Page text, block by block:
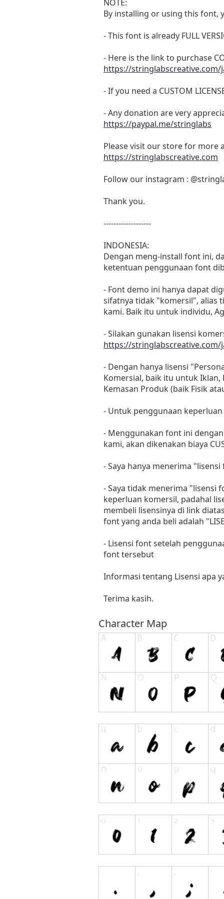
NOTE:
By installing or using this font,
- This font is already FULL
- Here is the link to purchase
https://stringlabscreative.com/
- If you need a CUSTOM
- Any donation are very
https://paypal.me/stringlabs
Please visit our store for more
https://stringlabscreative.com
Follow our instagram :
Thank you.
-------------------
INDONESIA:
Dengan meng-install font ini,
ketentuan penggunaan font
- Font demo ini hanya dapat
sifatnya tidak "komersil", alias
kami. Baik itu untuk individu,
- Silakan gunakan lisensi
https://stringlabscreative.com/
- Dengan hanya lisensi
Komersial, baik itu untuk Iklan,
Kemasan Produk (baik Fisik
- Untuk penggunaan keperluan
- Menggunakan font ini
kami, akan dikenakan biaya
- Saya hanya menerima
- Saya tidak menerima "lisensi
keperluan komersil, padahal
membeli lisensinya di link
font yang anda beli adalah
- Lisensi font setelah
font tersebut
Informasi tentang Lisensi apa
Terima kasih.
Character Map